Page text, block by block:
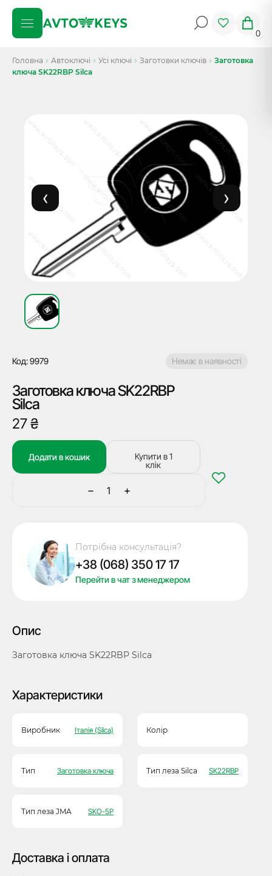
0
Головна Автоключі Усі ключі Заготовки ключів
Заготовка
ключа SK22RBP Silca
Код: 9979 Немає в наявності
Заготовка ключа SK22RBP
Silca
27₴
−
Заготовка
кількість
+
Додати в кошик
Купити в 1
клік
Потрібна консультація?
+38 (068) 350 17 17
Перейти в чат з менеджером
Опис
Заготовка ключа SK22RBP Silca
Характеристики
Виробник Італія (Silca) Колір
Тип Заготовка ключа Тип леза Silca SK22RBP
Тип леза JMA SKO-5P
Доставка і оплата